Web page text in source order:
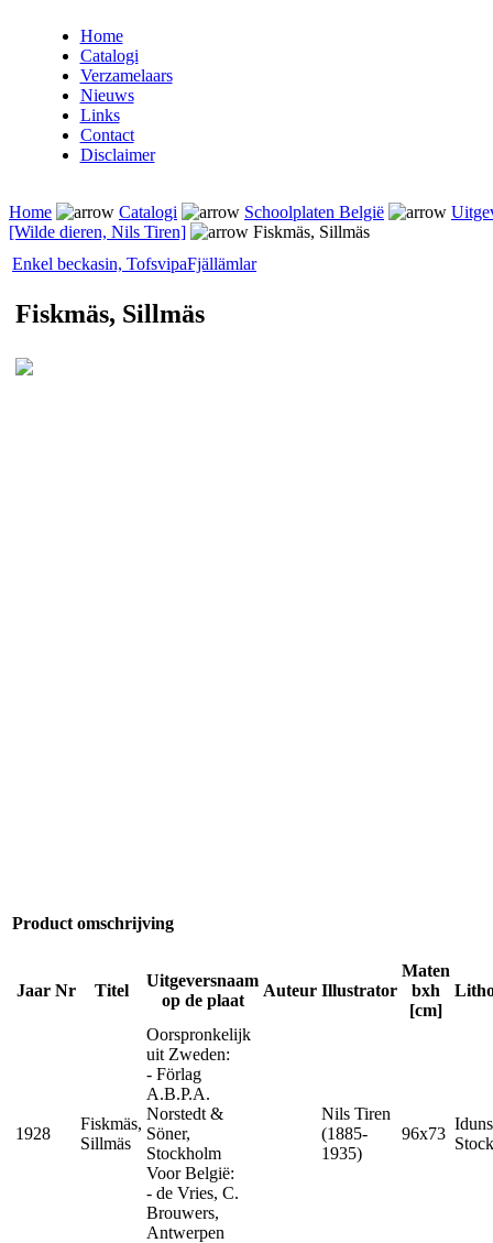
Home
Catalogi
Verzamelaars
Nieuws
Links
Contact
Disclaimer
Home Catalogi Schoolplaten België
[Wilde dieren, Nils Tiren]
Fiskmäs, Sillmäs
Enkel beckasin, TofsvipaFjällämlar
Fiskmäs, Sillmäs
Product omschrijving
Jaar Nr Titel
Uitgeversnaam
op de plaat
Auteur Illustrator
Maten
bxh
[cm]
1928
Fiskmäs,
Sillmäs
Oorspronkelijk
uit Zweden:
- Förlag
A.B.P.A.
Norstedt &
Söner,
Stockholm
Voor België:
- de Vries, C.
Brouwers,
Antwerpen
Nils Tiren
(1885-
1935)
96x73